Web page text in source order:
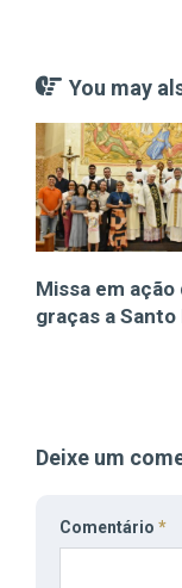
You may
Missa em ação
graças a Santo
Deixe um
Comentário *